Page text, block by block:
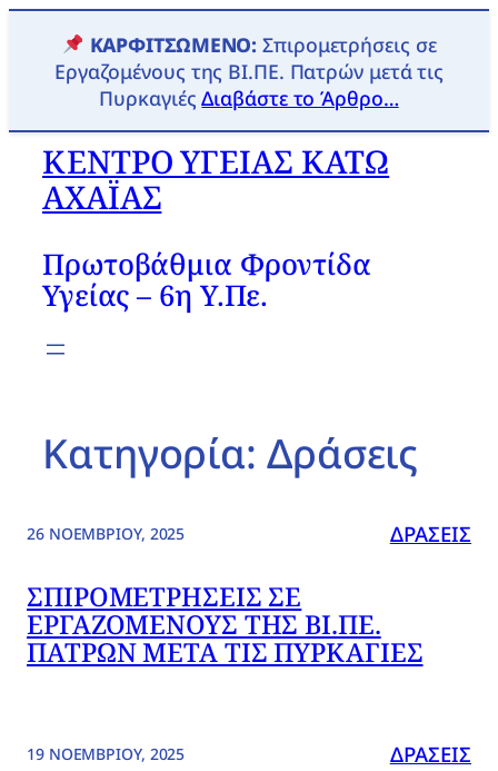
περιεχόμενο
ΚΑΡΦΙΤΣΩΜΈΝΟ: Σπιρομετρήσεις σε
Εργαζομένους της ΒΙ.ΠΕ. Πατρών μετά τις
ΠυρκαγιέςΔιαβάστε το Άρθρο…
ΚΕΝΤΡΟ ΥΓΕΙΑΣ ΚΑΤΩ
ΑΧΑΪΑΣ
Πρωτοβάθμια Φροντίδα
Υγείας – 6η Υ.Πε.
Κατηγορία: Δράσεις
26 ΝΟΕΜΒΡΊΟΥ, 2025 ΔΡΆΣΕΙΣ
ΣΠΙΡΟΜΕΤΡΉΣΕΙΣ ΣΕ
ΕΡΓΑΖΟΜΈΝΟΥΣ ΤΗΣ ΒΙ.ΠΕ.
ΠΑΤΡΏΝ ΜΕΤΆ ΤΙΣ ΠΥΡΚΑΓΙΈΣ
19 ΝΟΕΜΒΡΊΟΥ, 2025 ΔΡΆΣΕΙΣ